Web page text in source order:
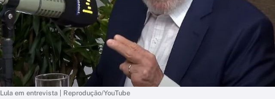
Lula em entrevista | Reprodução/YouTube